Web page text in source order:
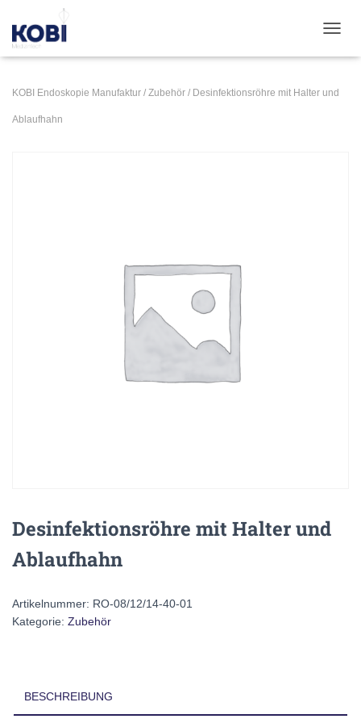
KOBI Endoskopie Manufaktur / Zubehör / Desinfektionsröhre mit Halter und
Ablaufhahn
Desinfektionsröhre mit Halter und
Ablaufhahn
Artikelnummer: RO-08/12/14-40-01
Kategorie: Zubehör
BESCHREIBUNG